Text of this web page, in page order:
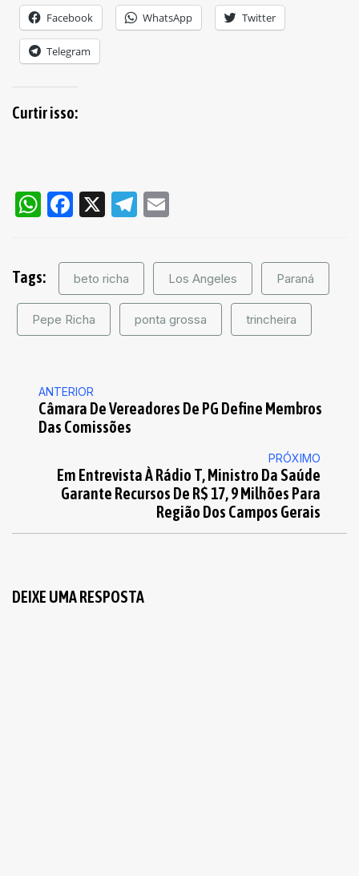
Facebook WhatsApp Twitter
Telegram
Curtir isso:
WhatsApp
Facebook
X Telegram
Tags: beto richa Los Angeles Paraná
Pepe Richa ponta grossa trincheira
ANTERIOR
Câmara De Vereadores De PG Define Membros
Das Comissões
PRÓXIMO
Em Entrevista À Rádio T, Ministro Da Saúde
Garante Recursos De R$ 17, 9 Milhões Para
Região Dos Campos Gerais
DEIXE UMA RESPOSTA